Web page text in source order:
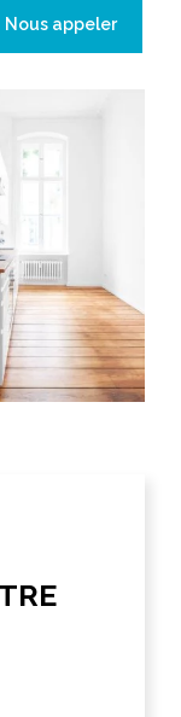
Nous appeler